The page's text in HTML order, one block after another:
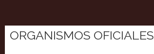
ORGANISMOS OFICIALES